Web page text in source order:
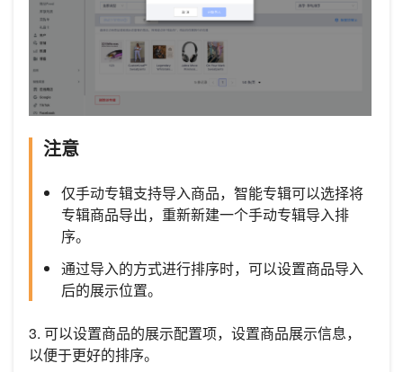
注意
仅手动专辑支持导入商品，智能专辑可以选择将
专辑商品导出，重新新建一个手动专辑导入排
序。
通过导入的方式进行排序时，可以设置商品导入
后的展示位置。
3. 可以设置商品的展示配置项，设置商品展示信息，
以便于更好的排序。